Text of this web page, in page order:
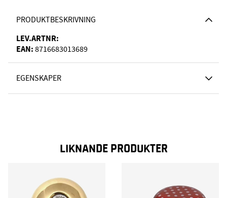
PRODUKTBESKRIVNING
LEV.ARTNR:
EAN: 8716683013689
EGENSKAPER
LIKNANDE PRODUKTER